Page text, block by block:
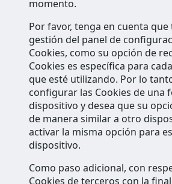
momento.
Por favor, tenga en cuenta
gestión del panel de
Cookies, como su opción de
Cookies es específica para
que esté utilizando. Por lo
configurar las Cookies de una
dispositivo y desea que su
de manera similar a otro
activar la misma opción para
dispositivo.
Como paso adicional, con
Cookies de terceros con la